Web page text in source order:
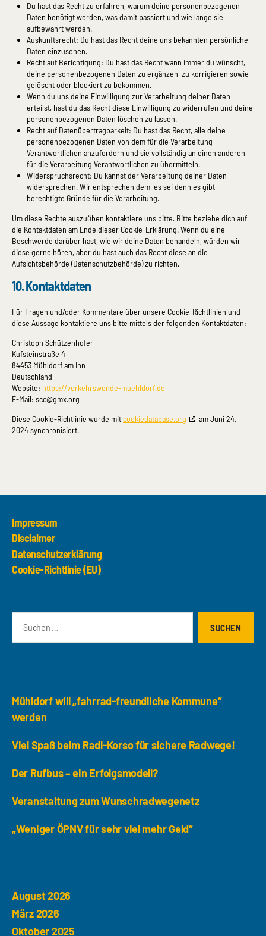
Du hast das Recht zu erfahren, warum deine personenbezogenen
Daten benötigt werden, was damit passiert und wie lange sie
aufbewahrt werden.
Auskunftsrecht: Du hast das Recht deine uns bekannten persönliche
Daten einzusehen.
Recht auf Berichtigung: Du hast das Recht wann immer du wünscht,
deine personenbezogenen Daten zu ergänzen, zu korrigieren sowie
gelöscht oder blockiert zu bekommen.
Wenn du uns deine Einwilligung zur Verarbeitung deiner Daten
erteilst, hast du das Recht diese Einwilligung zu widerrufen und deine
personenbezogenen Daten löschen zu lassen.
Recht auf Datenübertragbarkeit: Du hast das Recht, alle deine
personenbezogenen Daten von dem für die Verarbeitung
Verantwortlichen anzufordern und sie vollständig an einen anderen
für die Verarbeitung Verantwortlichen zu übermitteln.
Widerspruchsrecht: Du kannst der Verarbeitung deiner Daten
widersprechen. Wir entsprechen dem, es sei denn es gibt
berechtigte Gründe für die Verarbeitung.
Um diese Rechte auszuüben kontaktiere uns bitte. Bitte beziehe dich auf
die Kontaktdaten am Ende dieser Cookie-Erklärung. Wenn du eine
Beschwerde darüber hast, wie wir deine Daten behandeln, würden wir
diese gerne hören, aber du hast auch das Recht diese an die
Aufsichtsbehörde (Datenschutzbehörde) zu richten.
10. Kontaktdaten
Für Fragen und/oder Kommentare über unsere Cookie-Richtlinien und
diese Aussage kontaktiere uns bitte mittels der folgenden Kontaktdaten:
Christoph Schützenhofer
Kufsteinstraße 4
84453 Mühldorf am Inn
Deutschland
Website: https://verkehrswende-muehldorf.de
E-Mail: scc@gmx.org
Diese Cookie-Richtlinie wurde mitcookiedatabase.org
am Juni 24,
2024 synchronisiert.
Impressum
Disclaimer
Datenschutzerklärung
Cookie-Richtlinie (EU)
nach:
Mühldorf will „fahrrad-freundliche Kommune“
werden
Viel Spaß beim Radl-Korso für sichere Radwege!
Der Rufbus – ein Erfolgsmodell?
Veranstaltung zum Wunschradwegenetz
„Weniger ÖPNV für sehr viel mehr Geld“
August 2026
März 2026
Oktober 2025